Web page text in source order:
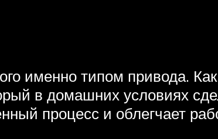
именно типом привода.
в домашних условиях
процесс и облегчает